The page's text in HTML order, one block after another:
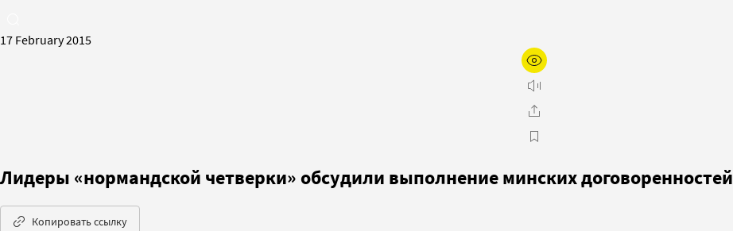
17 February 2015
Лидеры «нормандской четверки» обсудили выполнение минских договоренностей
Копировать ссылку